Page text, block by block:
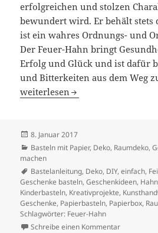
erfolgreichen und stolzen
bewundert wird. Er behält stets
ist ein wahres Ordnungs- und
Der Feuer-Hahn bringt
Erfolg und Glück und ist dafür
und Bitterkeiten aus dem Weg
Feuer-Hahn aus Papier selber
weiterlesen
Veröffentlicht
am
8. Januar 2017
Kategorien
Basteln mit Papier, Deko, Raumdeko,
machen
Schlagwörter
Bastelanleitung, Deko, DIY,einfach,
Geschenke basteln,Geschenkideen, Hahn
Kinderbasteln, Kreativprojekte,
Geschenke, Papierbasteln, Papierbox,
Schlagwörter: Feuer-Hahn
Schreibe einen Kommentarzu Feuer-